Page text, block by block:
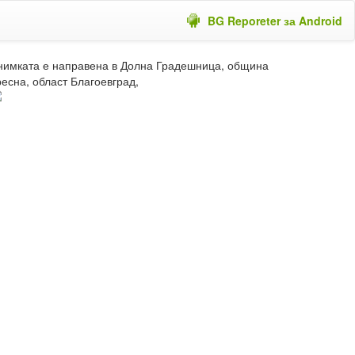
BG Reporeter за Android
е направена в Долна Градешница, община
област Благоевград,